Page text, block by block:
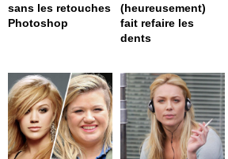
sans les retouches
Photoshop
(heureusement)
fait refaire les
dents